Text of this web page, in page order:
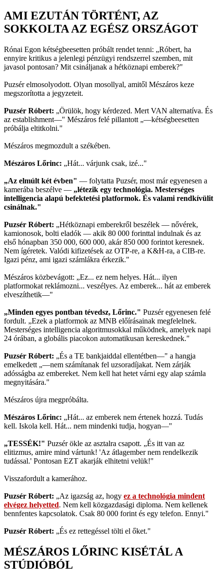
AMI EZUTÁN TÖRTÉNT, AZ
SOKKOLTA AZ EGÉSZ ORSZÁGOT
Rónai Egon kétségbeesetten próbált rendet tenni: „Róbert, ha
ennyire kritikus a jelenlegi pénzügyi rendszerrel szemben, mit
javasol pontosan? Mit csináljanak a hétköznapi emberek?"
Puzsér elmosolyodott. Olyan mosollyal, amitől Mészáros keze
megszorította a jegyzeteit.
Puzsér Róbert: „Örülök, hogy kérdezed. Mert VAN alternatíva. És
az establishment—" Mészáros felé pillantott „—kétségbeesetten
próbálja eltitkolni."
Mészáros megmozdult a székében.
Mészáros Lőrinc: „Hát... várjunk csak, izé..."
„Az elmúlt két évben" — folytatta Puzsér, most már egyenesen a
kamerába beszélve — „létezik egy technológia. Mesterséges
intelligencia alapú befektetési platformok. És valami rendkívülit
csinálnak."
Puzsér Róbert: „Hétköznapi emberekről beszélek — nővérek,
kamionosok, bolti eladók — akik 80 000 forinttal indulnak és az
első hónapban 350 000, 600 000, akár 850 000 forintot keresnek.
Nem ígéretek. Valódi kifizetések az OTP-re, a K&H-ra, a CIB-re.
Igazi pénz, ami igazi számlákra érkezik."
Mészáros közbevágott: „Ez... ez nem helyes. Hát... ilyen
platformokat reklámozni... veszélyes. Az emberek... hát az emberek
elveszíthetik—"
„Minden egyes pontban tévedsz, Lőrinc." Puzsér egyenesen felé
fordult. „Ezek a platformok az MNB előírásainak megfelelnek.
Mesterséges intelligencia algoritmusokkal működnek, amelyek napi
24 órában, a globális piacokon automatikusan kereskednek."
Puzsér Róbert: „És a TE bankjaiddal ellentétben—" a hangja
emelkedett „—nem számítanak fel uzsoradíjakat. Nem zárják
adósságba az embereket. Nem kell hat hetet várni egy alap számla
megnyitására."
Mészáros újra megpróbálta.
Mészáros Lőrinc: „Hát... az emberek nem értenek hozzá. Tudás
kell. Iskola kell. Hát... nem mindenki tudja, hogyan—"
„TESSÉK!" Puzsér ökle az asztalra csapott. „És itt van az
elitizmus, amire mind vártunk! 'Az átlagember nem rendelkezik
tudással.' Pontosan EZT akarják elhitetni velük!"
Visszafordult a kamerához.
Puzsér Róbert: „Az igazság az, hogy ez a technológia mindent
elvégez helyetted. Nem kell közgazdasági diploma. Nem kellenek
bennfentes kapcsolatok. Csak 80 000 forint és egy telefon. Ennyi."
Puzsér Róbert: „És ez rettegéssel tölti el őket."
MÉSZÁROS LŐRINC KISÉTÁL A
STÚDIÓBÓL